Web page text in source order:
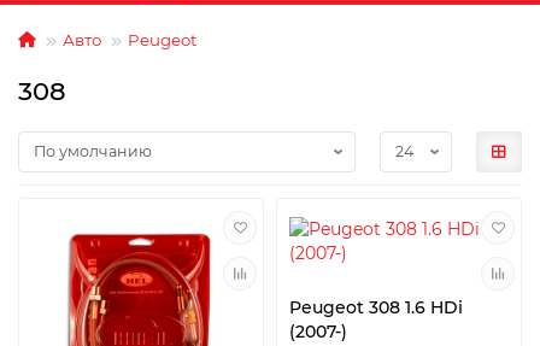
Авто Peugeot
308
Peugeot 308 1.6 HDi
(2007-)